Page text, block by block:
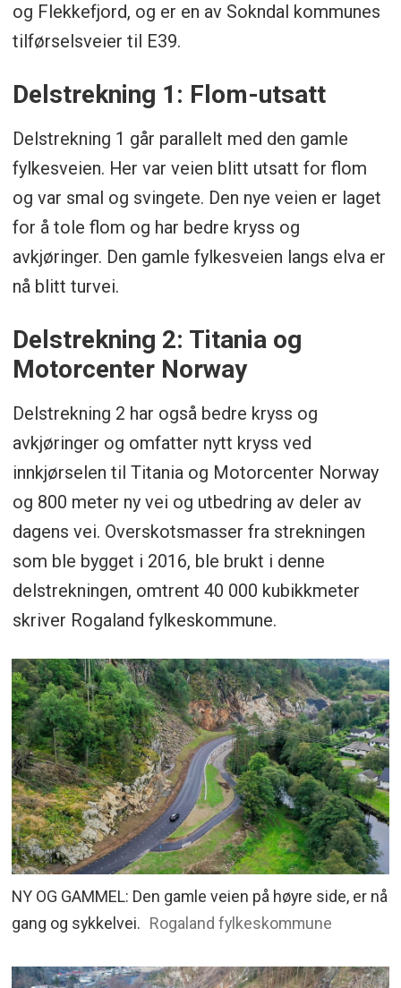
og Flekkefjord, og er en av Sokndal kommunes
tilførselsveier til E39.
Delstrekning 1: Flom-utsatt
Delstrekning 1 går parallelt med den gamle
fylkesveien. Her var veien blitt utsatt for flom
og var smal og svingete. Den nye veien er laget
for å tole flom og har bedre kryss og
avkjøringer. Den gamle fylkesveien langs elva er
nå blitt turvei.
Delstrekning 2: Titania og
Motorcenter Norway
Delstrekning 2 har også bedre kryss og
avkjøringer og omfatter nytt kryss ved
innkjørselen til Titania og Motorcenter Norway
og 800 meter ny vei og utbedring av deler av
dagens vei. Overskotsmasser fra strekningen
som ble bygget i 2016, ble brukt i denne
delstrekningen, omtrent 40 000 kubikkmeter
skriver Rogaland fylkeskommune.
NY OG GAMMEL: Den gamle veien på høyre side, er nå
gang og sykkelvei. Rogaland fylkeskommune